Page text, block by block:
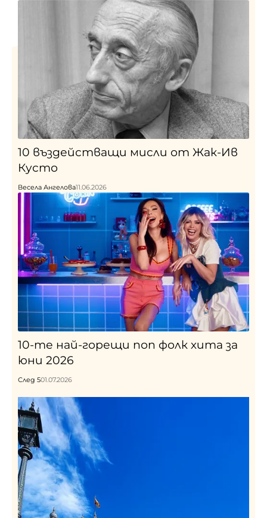
10 въздействащи мисли от Жак-Ив
Кусто
Весела Ангелова11.06.2026
10-те най-горещи поп фолк хита за
юни 2026
След 501.07.2026